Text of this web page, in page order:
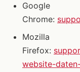
Google
Chrome:
Mozilla
Firefox:
website-